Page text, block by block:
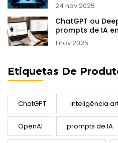
24 nov 2025
ChatGPT ou
prompts de IA
1 nov 2025
Etiquetas De
ChatGPT inteligência
OpenAI prompts de IA